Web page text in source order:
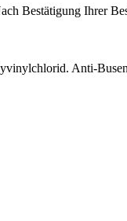
Bestätigung Ihrer
Anti-